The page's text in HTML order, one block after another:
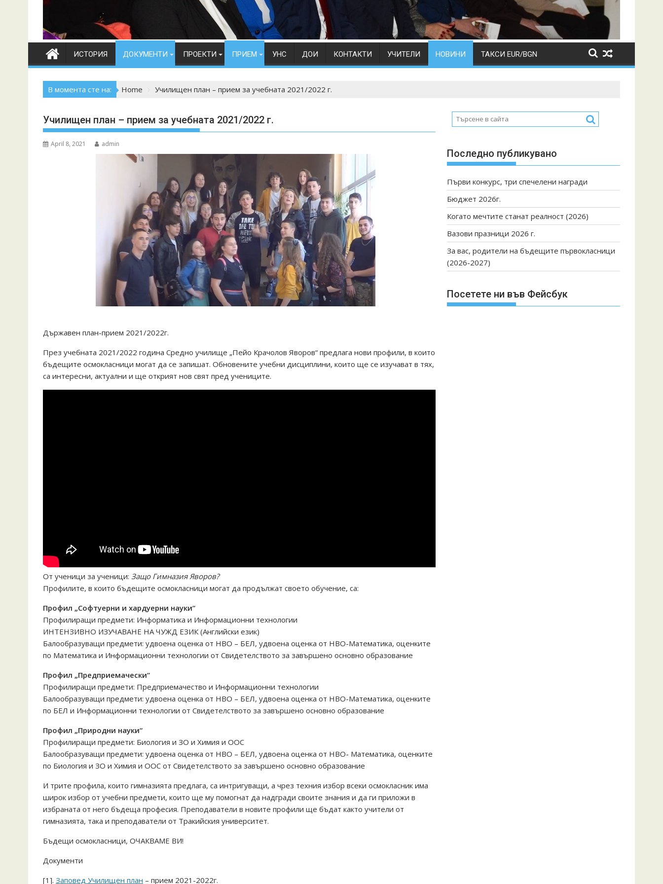
ИСТОРИЯ ДОКУМЕНТИ ПРОЕКТИ ПРИЕМ УНС ДОИ КОНТАКТИ УЧИТЕЛИ НОВИНИ ТАКСИ EUR/BGN
В момента сте на: Home Училищен план – прием за учебната 2021/2022 г.
Училищен план – прием за учебната 2021/2022 г.
April 8, 2021 admin
Държавен план-прием 2021/2022г.
През учебната 2021/2022 година Средно училище „Пейо Крачолов Яворов“ предлага нови профили, в които
бъдещите осмокласници могат да се запишат. Обновените учебни дисциплини, които ще се изучават в тях,
са интересни, актуални и ще открият нов свят пред учениците.
От ученици за ученици: Защо Гимназия Яворов?
Профилите, в които бъдещите осмокласници могат да продължат своето обучение, са:
Профил „Софтуерни и хардуерни науки“
Профилиращи предмети: Информатика и Информационни технологии
ИНТЕНЗИВНО ИЗУЧАВАНЕ НА ЧУЖД ЕЗИК (Английски език)
Балообразуващи предмети: удвоена оценка от НВО – БЕЛ, удвоена оценка от НВО-Математика, оценките
по Математика и Информационни технологии от Свидетелството за завършено основно образование
Профил „Предприемачески“
Профилиращи предмети: Предприемачество и Информационни технологии
Балообразуващи предмети: удвоена оценка от НВО – БЕЛ, удвоена оценка от НВО-Математика, оценките
по БЕЛ и Информационни технологии от Свидетелството за завършено основно образование
Профил „Природни науки“
Профилиращи предмети: Биология и ЗО и Химия и ООС
Балообразуващи предмети: удвоена оценка от НВО – БЕЛ, удвоена оценка от НВО- Математика, оценките
по Биология и ЗО и Химия и ООС от Свидетелството за завършено основно образование
И трите профила, които гимназията предлага, са интригуващи, а чрез техния избор всеки осмокласник има
широк избор от учебни предмети, които ще му помогнат да надгради своите знания и да ги приложи в
избраната от него бъдеща професия. Преподаватели в новите профили ще бъдат както учители от
гимназията, така и преподаватели от Тракийския университет.
Бъдещи осмокласници, ОЧАКВАМЕ ВИ!
Документи
[1]. Заповед Училищен план – прием 2021-2022г.
Последно публикувано
Първи конкурс, три спечелени награди
Бюджет 2026г.
Когато мечтите станат реалност (2026)
Вазови празници 2026 г.
За вас, родители на бъдещите първокласници
(2026-2027)
Посетете ни във Фейсбук